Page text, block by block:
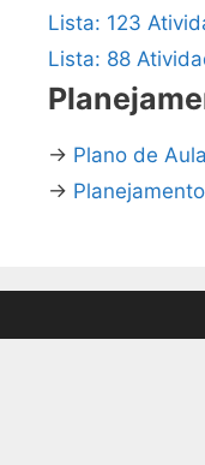
Lista: 123
Lista: 88
→ Plano de
→